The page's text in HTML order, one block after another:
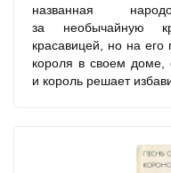
названная
за необычайную
красавицей, но на его
короля в своем доме,
и король решает